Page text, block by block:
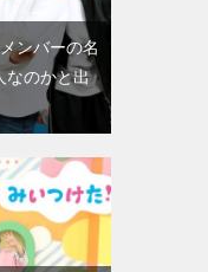
ンバーの名
なのかと出